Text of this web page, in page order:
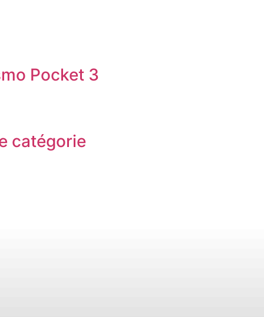
Pocket 3
catégorie